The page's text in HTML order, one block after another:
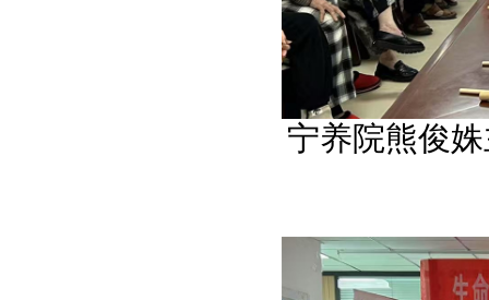
宁养院熊俊